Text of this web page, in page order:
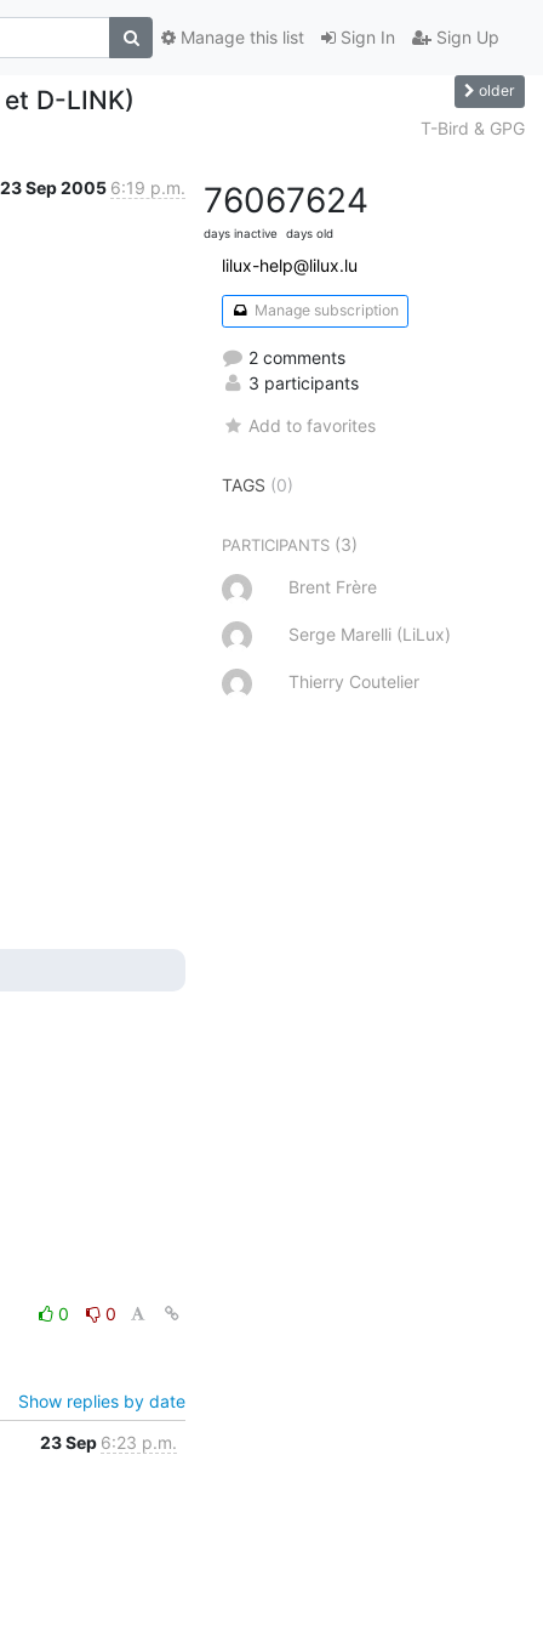
Sign In Sign Up
Manage this list
D-LINK) older
T-Bird & GPG
23 Sep 2005 6:19 p.m.
0 0
Show replies by date
23 Sep 6:23 p.m.
7606
days inactive
7624
days old
lilux-help@lilux.lu
Manage subscription
2 comments
3 participants
Add to favorites
TAGS (0)
PARTICIPANTS (3)
Brent Frère
Serge Marelli (LiLux)
Thierry Coutelier